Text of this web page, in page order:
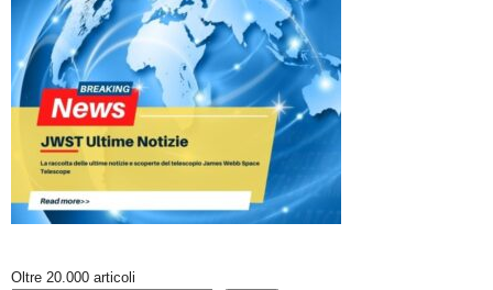
Oltre 20.000 articoli